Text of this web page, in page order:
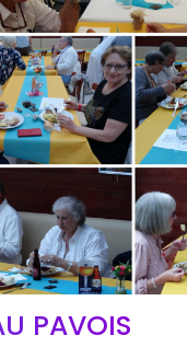
PAVOIS